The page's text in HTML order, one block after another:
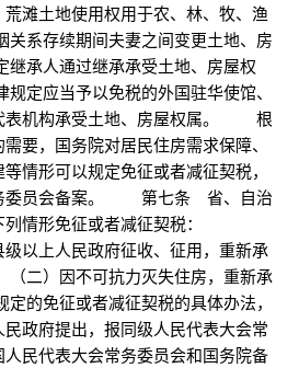
荒滩土地使用权用于农、林、牧、渔
存续期间夫妻之间变更土地、房
人通过继承承受土地、房屋权
应当予以免税的外国驻华使馆、
表机构承受土地、房屋权属。 根
要，国务院对居民住房需求保障、
情形可以规定免征或者减征契税，
委员会备案。 第七条 省、自治
列情形免征或者减征契税：
级以上人民政府征收、征用，重新承
）因不可抗力灭失住房，重新承
免征或者减征契税的具体办法，
政府提出，报同级人民代表大会常
民代表大会常务委员会和国务院备